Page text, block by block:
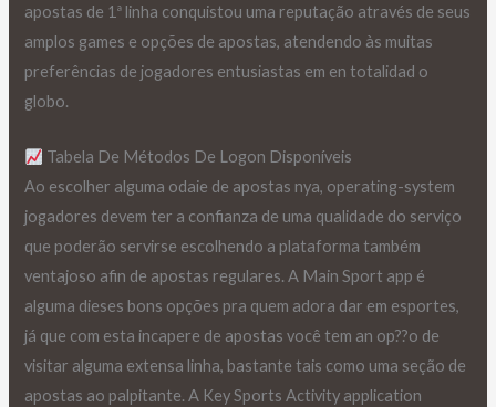
apostas de 1ª linha conquistou uma reputação através de seus
amplos games e opções de apostas, atendendo às muitas
preferências de jogadores entusiastas em en totalidad o
globo.
Tabela De Métodos De Logon Disponíveis
Ao escolher alguma odaie de apostas nya, operating-system
jogadores devem ter a confianza de uma qualidade do serviço
que poderão servirse escolhendo a plataforma também
ventajoso afin de apostas regulares. A Main Sport app é
alguma dieses bons opções pra quem adora dar em esportes,
já que com esta incapere de apostas você tem an op??o de
visitar alguma extensa linha, bastante tais como uma seção de
apostas ao palpitante. A Key Sports Activity application